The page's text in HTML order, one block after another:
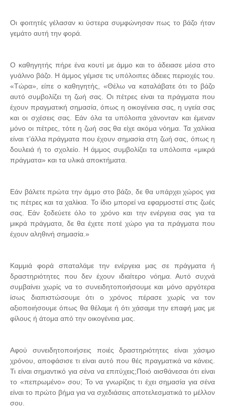
Οι φοιτητές γέλασαν κι ύστερα συμφώνησαν πως το βάζο ήταν
γεμάτο αυτή την φορά.
Ο καθηγητής πήρε ένα κουτί με άμμο και το άδειασε μέσα στο
γυάλινο βάζο. Η άμμος γέμισε τις υπόλοιπες άδειες περιοχές του.
«Τώρα», είπε ο καθηγητής, «Θέλω να καταλάβατε ότι το βάζο
αυτό συμβολίζει τη ζωή σας. Οι πέτρες είναι τα πράγματα που
έχουν πραγματική σημασία, όπως η οικογένεια σας, η υγεία σας
και οι σχέσεις σας. Εάν όλα τα υπόλοιπα χάνονταν και έμεναν
μόνο οι πέτρες, τότε η ζωή σας θα είχε ακόμα νόημα. Τα χαλίκια
είναι τ’άλλα πράγματα που έχουν σημασία στη ζωή σας, όπως η
δουλειά ή το σχολείο. Η άμμος συμβολίζει τα υπόλοιπα «μικρά
πράγματα» και τα υλικά αποκτήματα.
Εάν βάλετε πρώτα την άμμο στο βάζο, δε θα υπάρχει χώρος για
τις πέτρες και τα χαλίκια. Το ίδιο μπορεί να εφαρμοστεί στις ζωές
σας. Εάν ξοδεύετε όλο το χρόνο και την ενέργεια σας για τα
μικρά πράγματα, δε θα έχετε ποτέ χώρο για τα πράγματα που
έχουν αληθινή σημασία.»
Καμμιά φορά σπαταλάμε την ενέργεια μας σε πράγματα ή
δραστηριότητες που δεν έχουν ιδιαίτερο νόημα. Αυτό συχνά
συμβαίνει χωρίς να το συνειδητοποιήσουμε και μόνο αργότερα
ίσως διαπιστώσουμε ότι ο χρόνος πέρασε χωρίς να τον
αξιοποιήσουμε όπως θα θέλαμε ή ότι χάσαμε την επαφή μας με
φίλους ή άτομα από την οικογένεια μας.
Αφού συνειδητοποιήσεις ποιές δραστηριότητες είναι χάσιμο
χρόνου, αποφάσισε τι είναι αυτό που θές πραγματικά να κάνεις.
Τι είναι σημαντικό για σένα να επιτύχεις;Ποιό αισθάνεσαι ότι είναι
το «πεπρωμένο» σου; Το να γνωρίζεις τι έχει σημασία για σένα
είναι το πρώτο βήμα για να σχεδιάσεις αποτελεσματικά το μέλλον
σου.